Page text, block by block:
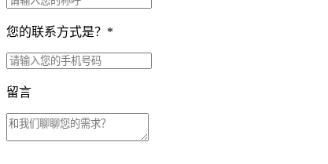
您的联系方式是？ *
留言